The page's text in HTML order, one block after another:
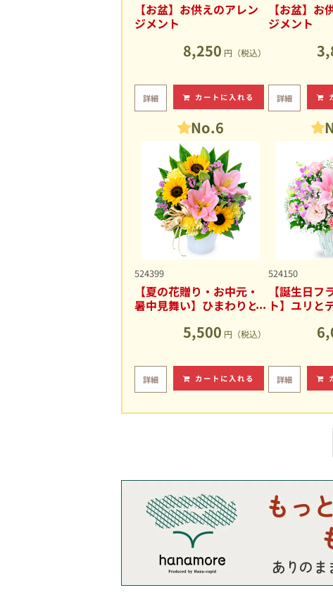
【お盆】お供えのアレン
ジメント
8,250 円（税込）
詳細 カートに入れる
【お盆】お
ジメント
詳細
No.6
524399
【夏の花贈り・お中元・
暑中見舞い】ひまわりと
5,500 円（税込）
詳細 カートに入れる
524150
【誕生日フ
ト】ユリと
詳細